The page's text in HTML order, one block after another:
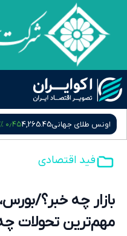
اونس طلای جهانی4,265.45۰٫۴۵ %
فید اقتصادی
بازار چه خبر؟/بورس،
مهم‌ترین تحولات